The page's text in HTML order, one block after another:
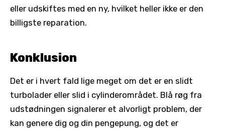
eller udskiftes med en ny, hvilket heller ikke er den
billigste reparation.
Konklusion
Det er i hvert fald lige meget om det er en slidt
turbolader eller slid i cylinderområdet. Blå røg fra
udstødningen signalerer et alvorligt problem, der
kan genere dig og din pengepung, og det er